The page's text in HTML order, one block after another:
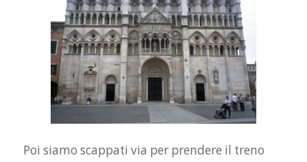
Poi siamo scappati via per prendere il treno